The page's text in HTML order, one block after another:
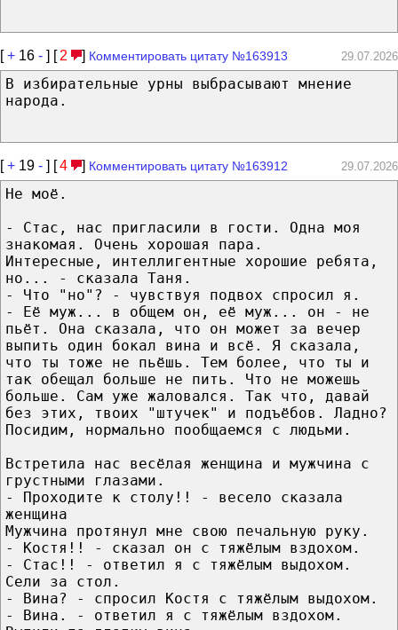
[+ 16 - ] [ 2 ] Комментировать цитату №163913 29.07.2026
В избирательные урны выбрасывают мнение
народа.
[+ 19 - ] [4 ] Комментировать цитату №163912 29.07.2026
Не моё.
- Стас, нас пригласили в гости. Одна моя
знакомая. Очень хорошая пара.
Интересные, интеллигентные хорошие ребята,
но... - сказала Таня.
- Что "но"? - чувствуя подвох спросил я.
- Её муж... в общем он, её муж... он - не
пьёт. Она сказала, что он может за вечер
выпить один бокал вина и всё. Я сказала,
что ты тоже не пьёшь. Тем более, что ты и
так обещал больше не пить. Что не можешь
больше. Сам уже жаловался. Так что, давай
без этих, твоих "штучек" и подъёбов. Ладно?
Посидим, нормально пообщаемся с людьми.
Встретила нас весёлая женщина и мужчина с
грустными глазами.
- Проходите к столу!! - весело сказала
женщина
Мужчина протянул мне свою печальную руку.
- Костя!! - сказал он с тяжёлым вздохом.
- Стас!! - ответил я с тяжёлым выдохом.
Сели за стол.
- Вина? - спросил Костя с тяжёлым выдохом.
- Вина. - ответил я с тяжёлым вздохом.